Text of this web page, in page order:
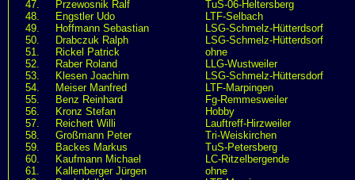
47.
Przewosnik Ralf
TuS-06-Heltersberg
48.
Engstler Udo
LTF-Selbach
49.
Hoffmann Sebastian
LSG-Schmelz-Hütterdsorf
50.
Drabczuk Ralph
LSG-Schmelz-Hütterdsorf
51.
Rickel Patrick
ohne
52.
Raber Roland
LLG-Wustweiler
53.
Klesen Joachim
LSG-Schmelz-Hüttersdorf
54.
Meiser Manfred
LTF-Marpingen
55.
Benz Reinhard
Fg-Remmesweiler
56.
Kronz Stefan
Hobby
57.
Reichert Willi
Lauftreff-Hirzweiler
58.
Großmann Peter
Tri-Weiskirchen
59.
Backes Markus
TuS-Petersberg
60.
Kaufmann Michael
LC-Ritzelbergende
61.
Kallenberger Jürgen
ohne